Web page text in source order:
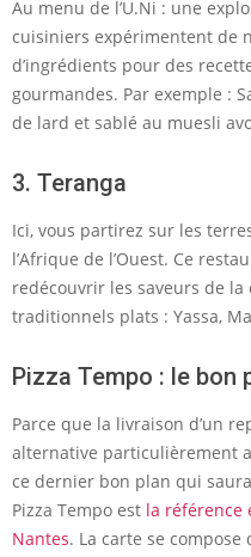
Au menu de l’U.Ni : une
cuisiniers expérimentent de
d’ingrédients pour des
gourmandes. Par exemple :
de lard et sablé au muesli
3. Teranga
Ici, vous partirez sur les
l’Afrique de l’Ouest. Ce
redécouvrir les saveurs de
traditionnels plats : Yassa,
Pizza Tempo : le bon
Parce que la livraison d’un
alternative particulièrement
ce dernier bon plan qui
Pizza Tempo est la référence
Nantes. La carte se